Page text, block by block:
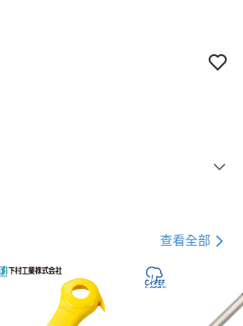
查看全部